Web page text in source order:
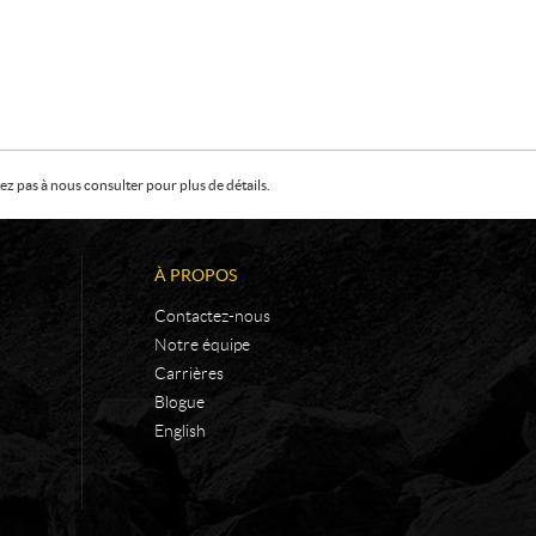
pas à nous consulter pour plus de détails.
À PROPOS
Contactez-nous
Notre équipe
Carrières
Blogue
English